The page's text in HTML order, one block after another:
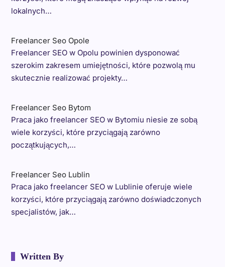
lokalnych…
Freelancer Seo Opole
Freelancer SEO w Opolu powinien dysponować
szerokim zakresem umiejętności, które pozwolą mu
skutecznie realizować projekty…
Freelancer Seo Bytom
Praca jako freelancer SEO w Bytomiu niesie ze sobą
wiele korzyści, które przyciągają zarówno
początkujących,…
Freelancer Seo Lublin
Praca jako freelancer SEO w Lublinie oferuje wiele
korzyści, które przyciągają zarówno doświadczonych
specjalistów, jak…
Written By